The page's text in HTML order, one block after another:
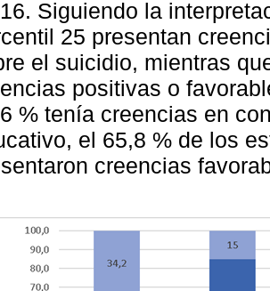
Siguiendo la
25 presentan
el suicidio, mientras
positivas o
% tenía creencias en
el 65,8 % de los
creencias